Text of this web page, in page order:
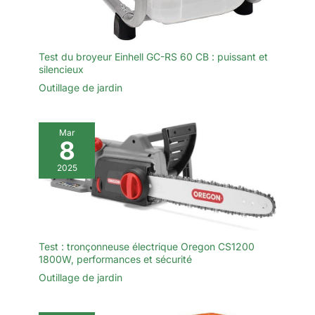
【Excellent Rapport
Qualité-prix】Notre
motorisé offre des
d'une fonctionnalité de
tronçonneuse de haute
qualité sans vous ruiner.
【Cadeau Parfait Pour
Tous】Idéal pour les
pères, les mères, les
conjoints, les amis, les
de bricolage et les
menuisiers. Offrez-leur le
d’acheter des accessoires
supplémentaires.
Test du broyeur Einhell GC-RS 60 CB : puissant et
silencieux
Outillage de jardin
Mar
8
2025
Test : tronçonneuse électrique Oregon CS1200
1800W, performances et sécurité
Outillage de jardin